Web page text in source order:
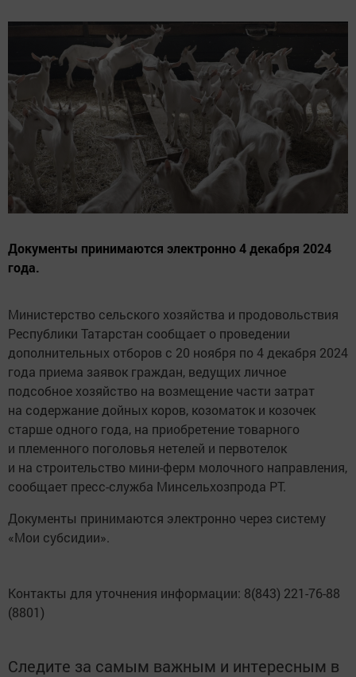
Документы принимаются электронно 4 декабря 2024
года.
Министерство сельского хозяйства и продовольствия
Республики Татарстан сообщает о проведении
дополнительных отборов с 20 ноября по 4 декабря 2024
года приема заявок граждан, ведущих личное
подсобное хозяйство на возмещение части затрат
на содержание дойных коров, козоматок и козочек
старше одного года, на приобретение товарного
и племенного поголовья нетелей и первотелок
и на строительство мини-ферм молочного направления,
сообщает пресс-служба Минсельхозпрода РТ.
Документы принимаются электронно через систему
«Мои субсидии».
Контакты для уточнения информации: 8(843) 221-76-88
(8801)
Следите за самым важным и интересным в